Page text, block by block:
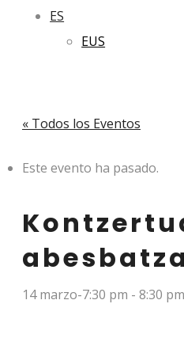
ES
EUS
« Todos los Eventos
Este evento ha pasado.
14 marzo-7:30 pm - 8:30 pm